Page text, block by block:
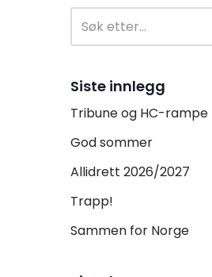
Siste innlegg
Tribune og HC-rampe
God sommer
Allidrett 2026/2027
Trapp!
Sammen for Norge